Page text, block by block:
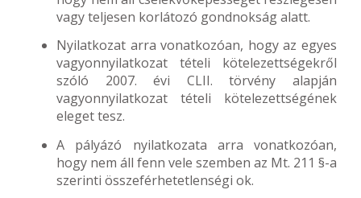
vagy teljesen korlátozó gondnokság alatt.
Nyilatkozat arra vonatkozóan, hogy az egyes
vagyonnyilatkozat tételi kötelezettségekről
szóló 2007. évi CLII. törvény alapján
vagyonnyilatkozat tételi kötelezettségének
eleget tesz.
A pályázó nyilatkozata arra vonatkozóan,
hogy nem áll fenn vele szemben az Mt. 211 §-a
szerinti összeférhetetlenségi ok.